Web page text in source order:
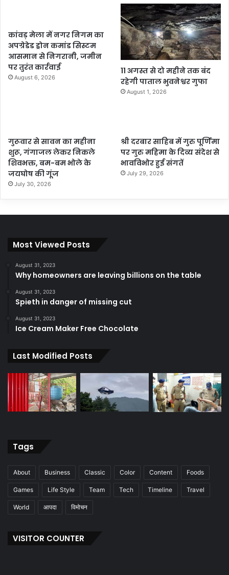
कांवड़ मेला में नगर निगम का
अपग्रेडेड ड्रोन कमांड सिस्टम
आसमान से निगरानी, जमीन
पर तुरंत कार्रवाई
August 6, 2026
11 अगस्त से दो महीने तक बंद
रहेगी पाताल भुवनेश्वर गुफा
August 1, 2026
गुरूवार से सावन का महीना
शुरू, गंगाजल लेकर निकले
शिवभक्त, बम-बम भोले के
जयघोष की गूंज
July 30, 2026
श्री दरबार साहिब में गुरु पूर्णिमा
पर गुरु महिमा के दिव्य संदेश से
भावविभोर हुई संगतें
July 29, 2026
Most Viewed Posts
August 31, 2023
Why homeowners are leaving billions on the table
August 31, 2023
Spieth in danger of missing cut
August 31, 2023
Ice Cream Maker Free Chocolate
Last Modified Posts
Tags
About Business Classic Color Content Foods
Games Life Style Team Tech Timeline Travel
World आपदा विमोचन
VISITOR COUNTER